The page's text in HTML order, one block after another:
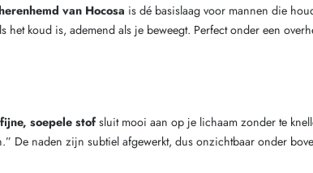
van Hocosa is dé basislaag voor mannen die
het koud is, ademend als je beweegt. Perfect onder een
fijne, soepele stofsluit mooi aan op je lichaam zonder te
De naden zijn subtiel afgewerkt, dus onzichtbaar onder